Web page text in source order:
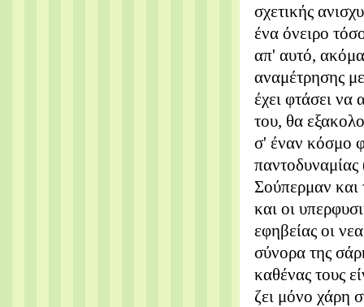
σχετικής
ένα όνειρο
απ' αυτό,
αναμέτρησης
έχει φτάσει να
του, θα
σ' έναν κόσμο
παντοδυναμίας
Σούπερμαν
και οι
εφηβείας οι
σύνορα της
καθένας τους
ζει μόνο χάρη